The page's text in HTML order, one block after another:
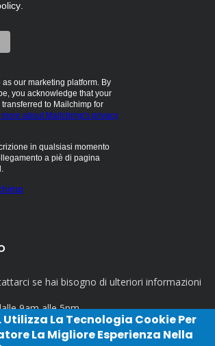
.
our marketing platform. By
you acknowledge that your
to Mailchimp for
about Mailchimp's privacy
in qualsiasi momento
a piè di pagina
se hai bisogno di ulteriori informazioni
9am alle 5pm
Utilizza La Tecnologia Cookie Per
La Migliore Esperienza Nella